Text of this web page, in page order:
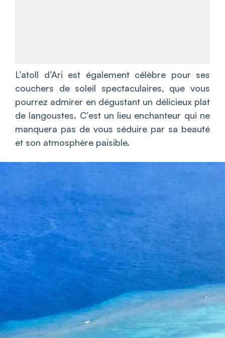
L’atoll d’Ari est également célèbre pour ses
couchers de soleil spectaculaires, que vous
pourrez admirer en dégustant un délicieux plat
de langoustes. C’est un lieu enchanteur qui ne
manquera pas de vous séduire par sa beauté
et son atmosphère paisible.